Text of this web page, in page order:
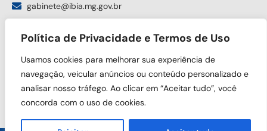
Política de Privacidade e Termos de Uso
Usamos cookies para melhorar sua experiência de
navegação, veicular anúncios ou conteúdo personalizado e
analisar nosso tráfego. Ao clicar em “Aceitar tudo”, você
concorda com o uso de cookies.
gabinete@ibia.mg.gov.br